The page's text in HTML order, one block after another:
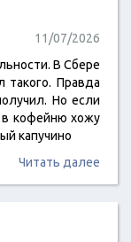
11/07/2026
В Сбере
такого. Правда
Но если
в кофейню хожу
капучино
Читать далее